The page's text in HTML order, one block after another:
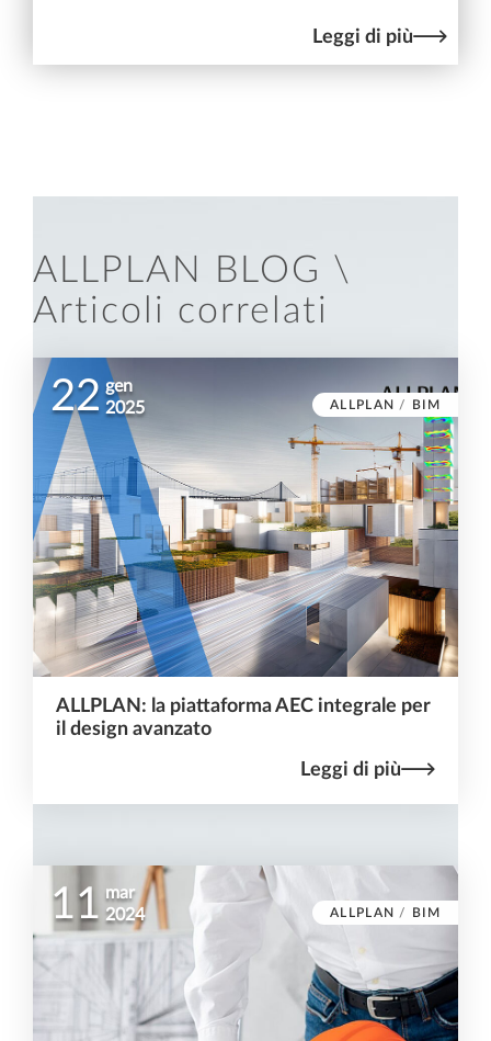
Leggi di più
ALLPLAN BLOG \
Articoli correlati
ALLPLAN / BIM
22 gen
2025
ALLPLAN: la piattaforma AEC integrale per
il design avanzato
Leggi di più
ALLPLAN / BIM
11 mar
2024